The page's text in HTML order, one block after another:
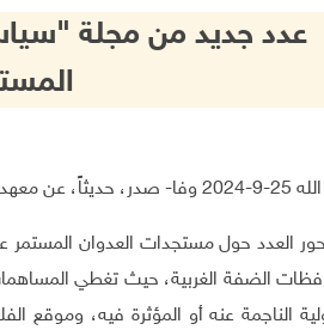
عدد جديد من مجلة
العامة العدد الـ59 من فصلية "سياسات".
العدد حول مستجدات العدوان المستمر
الضفة الغربية، حيث تغطي المساهمات
الناجمة عنه أو المؤثرة فيه، وموقع